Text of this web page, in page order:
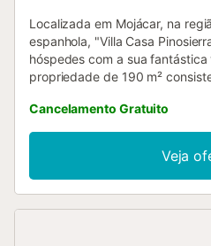
Localizada em Mojácar, na
espanhola, "Villa Casa
hóspedes com a sua fantástica
propriedade de 190 m²
e 3 casas de banho e pode,
pessoas. A casa dispõe
velocidade (adequado para
condicionado e aquecimento
(incluindo a sala de estar),
Cancelamento Gratuito
Veja